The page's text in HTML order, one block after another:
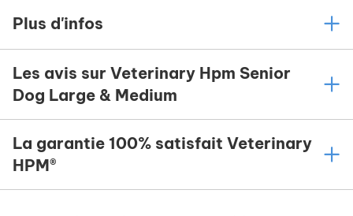
Plus d'infos
Les avis sur Veterinary Hpm Senior
Dog Large & Medium
La garantie 100% satisfait Veterinary
HPM®